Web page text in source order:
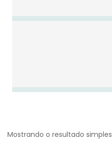
Mostrando o resultado simples